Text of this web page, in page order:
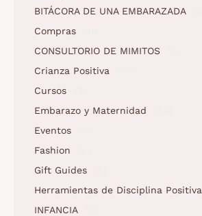
BITÁCORA DE UNA EMBARAZADA
Compras
CONSULTORIO DE MIMITOS
Crianza Positiva
Cursos
Embarazo y Maternidad
Eventos
Fashion
Gift Guides
Herramientas de Disciplina Positiva
INFANCIA